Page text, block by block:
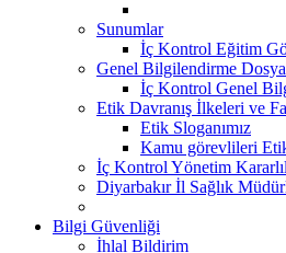
Sunumlar
İç Kontrol Eğitim
Genel Bilgilendirme
İç Kontrol Genel
Etik Davranış İlkeleri ve
Etik Sloganımız
Kamu görevlileri
İç Kontrol Yönetim
Diyarbakır İl Sağlık
Bilgi Güvenliği
İhlal Bildirim